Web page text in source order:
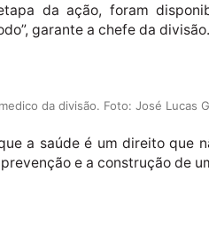
da ação, foram
garante a chefe da divisão.
da divisão. Foto: José Lucas
a saúde é um direito que
e a construção de